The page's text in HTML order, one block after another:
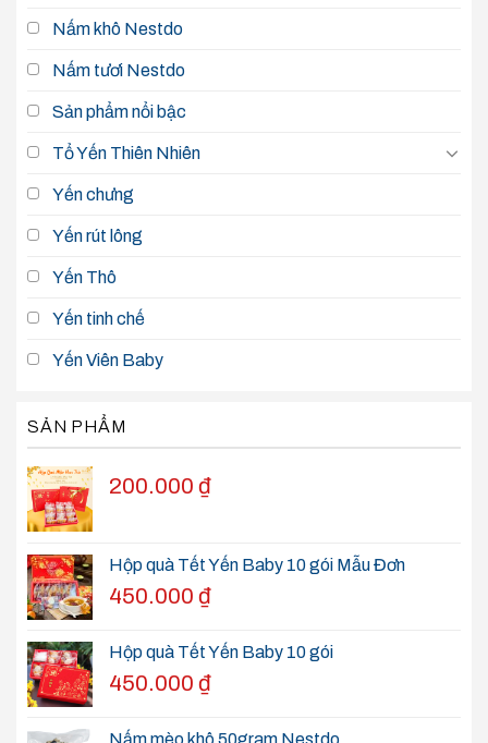
Nấm khô Nestdo
Nấm tươi Nestdo
Sản phẩm nổi bậc
Tổ Yến Thiên Nhiên
Yến chưng
Yến rút lông
Yến Thô
Yến tinh chế
Yến Viên Baby
SẢN PHẨM
200.000 ₫
Hộp quà Tết Yến Baby 10 gói Mẫu Đơn
450.000 ₫
Hộp quà Tết Yến Baby 10 gói
450.000 ₫
Nấm mèo khô 50gram Nestdo